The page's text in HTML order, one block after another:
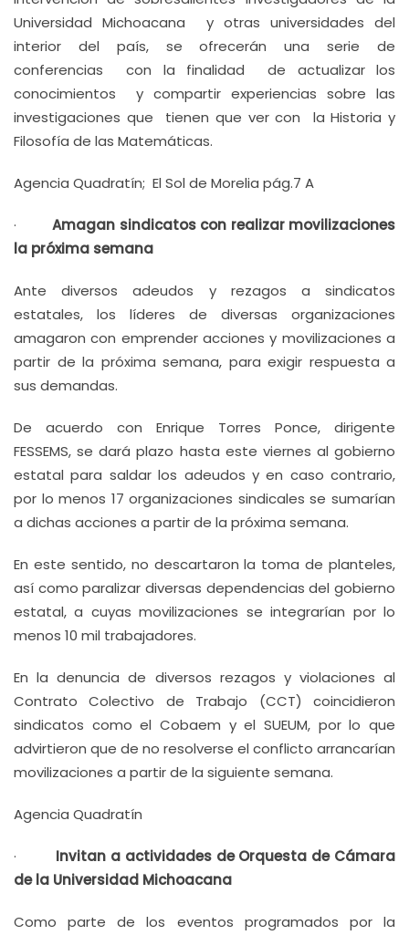
Universidad Michoacana y otras universidades del
interior del país, se ofrecerán una serie de
conferencias con la finalidad de actualizar los
conocimientos y compartir experiencias sobre las
investigaciones que tienen que ver con la Historia y
Filosofía de las Matemáticas.
Agencia Quadratín; El Sol de Morelia pág.7 A
·Amagan sindicatos con realizar movilizaciones
la próxima semana
Ante diversos adeudos y rezagos a sindicatos
estatales, los líderes de diversas organizaciones
amagaron con emprender acciones y movilizaciones a
partir de la próxima semana, para exigir respuesta a
sus demandas.
De acuerdo con Enrique Torres Ponce, dirigente
FESSEMS, se dará plazo hasta este viernes al gobierno
estatal para saldar los adeudos y en caso contrario,
por lo menos 17 organizaciones sindicales se sumarían
a dichas acciones a partir de la próxima semana.
En este sentido, no descartaron la toma de planteles,
así como paralizar diversas dependencias del gobierno
estatal, a cuyas movilizaciones se integrarían por lo
menos 10 mil trabajadores.
En la denuncia de diversos rezagos y violaciones al
Contrato Colectivo de Trabajo (CCT) coincidieron
sindicatos como el Cobaem y el SUEUM, por lo que
advirtieron que de no resolverse el conflicto arrancarían
movilizaciones a partir de la siguiente semana.
Agencia Quadratín
· Invitan a actividades de Orquesta de Cámara
de la Universidad Michoacana
Como parte de los eventos programados por la